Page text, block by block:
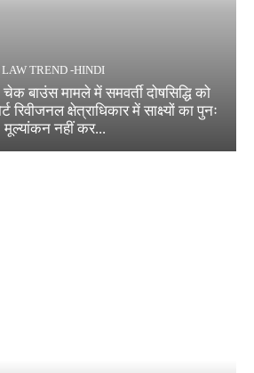
LAW TREND -HINDI
बाउंस मामले में समवर्ती दोषसिद्धि को
रिवीजनल क्षेत्राधिकार में साक्ष्यों का पुनः
मूल्यांकन नहीं कर...